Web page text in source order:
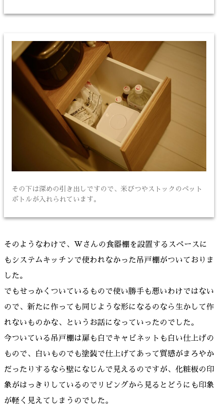
その下は深めの引き出しですので、米びつやストックのペット
ボトルが入れられています。
そのようなわけで、Wさんの食器棚を設置するスペースに
もシステムキッチンで使われなかった吊戸棚がついておりま
した。
でもせっかくついているもので使い勝手も悪いわけではない
ので、新たに作っても同じような形になるのなら生かして作
れないものかな、というお話になっていったのでした。
今ついている吊戸棚は扉も白でキャビネットも白い仕上げの
もので、白いものでも塗装で仕上げてあって質感がまろやか
だったりするなら壁になじんで見えるのですが、化粧板の印
象がはっきりしているのでリビングから見るとどうにも印象
が軽く見えてしまうのでした。